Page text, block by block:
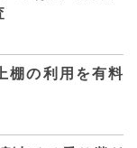
棚の利用を有料